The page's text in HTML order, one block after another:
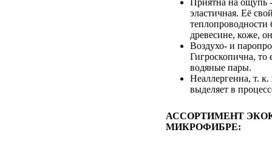
эластичная. Её
теплопроводности
древесине, коже,
Воздухо- и
Гигроскопична, то
водяные пары.
Неаллергенна, т. к.
выделяет в
АССОРТИМЕНТ
МИКРОФИБРЕ: